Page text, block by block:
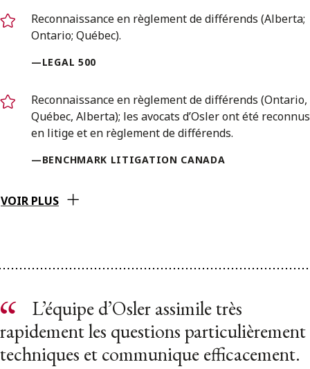
Reconnaissance en règlement de différends (Alberta;
Ontario; Québec).
—LEGAL 500
Reconnaissance en règlement de différends (Ontario,
Québec, Alberta); les avocats d’Osler ont été reconnus
en litige et en règlement de différends.
—BENCHMARK LITIGATION CANADA
VOIR PLUS
L’équipe d’Osler assimile très
rapidement les questions particulièrement
techniques et communique efficacement.